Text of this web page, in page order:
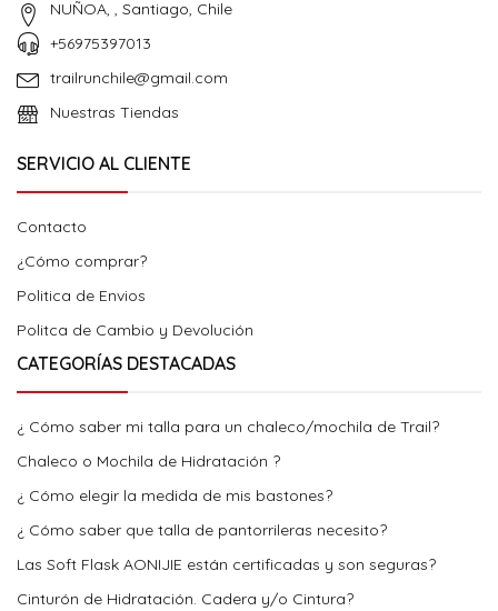
NUÑOA, , Santiago, Chile
+56975397013
trailrunchile@gmail.com
Nuestras Tiendas
SERVICIO AL CLIENTE
Contacto
¿Cómo comprar?
Politica de Envios
Politca de Cambio y Devolución
CATEGORÍAS DESTACADAS
¿ Cómo saber mi talla para un chaleco/mochila de Trail?
Chaleco o Mochila de Hidratación ?
¿ Cómo elegir la medida de mis bastones?
¿ Cómo saber que talla de pantorrileras necesito?
Las Soft Flask AONIJIE están certificadas y son seguras?
Cinturón de Hidratación. Cadera y/o Cintura?